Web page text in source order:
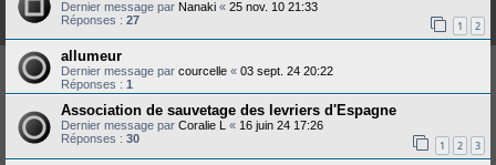
Dernier message par Nanaki « 25 nov. 10 21:33
Réponses : 27 1 2
allumeur
Dernier message par courcelle « 03 sept. 24 20:22
Réponses : 1
Association de sauvetage des levriers d'Espagne
Dernier message par Coralie L « 16 juin 24 17:26
Réponses : 30 1 2 3